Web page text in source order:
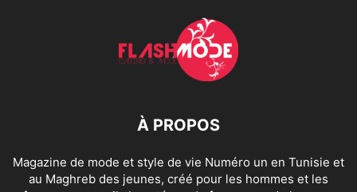
À PROPOS
Magazine de mode et style de vie Numéro un en Tunisie et
au Maghreb des jeunes, créé pour les hommes et les